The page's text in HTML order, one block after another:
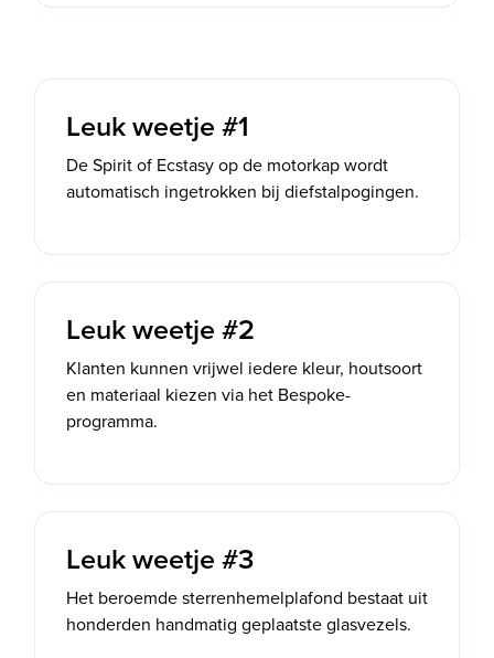
Leuk weetje #1
De Spirit of Ecstasy op de motorkap wordt
automatisch ingetrokken bij diefstalpogingen.
Leuk weetje #2
Klanten kunnen vrijwel iedere kleur, houtsoort
en materiaal kiezen via het Bespoke-
programma.
Leuk weetje #3
Het beroemde sterrenhemelplafond bestaat uit
honderden handmatig geplaatste glasvezels.